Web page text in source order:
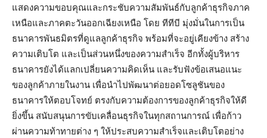
แสดงความขอบคุณและกระชับความสัมพันธ์กับลูกค้าธุรกิจภาค
เหนือและภาคตะวันออกเฉียงเหนือ โดย ทีทีบี มุ่งมั่นในการเป็น
ธนาคารพันธมิตรที่ดูแลลูกค้าธุรกิจ พร้อมที่จะอยู่เคียงข้าง สร้าง
ความเติบโต และเป็นส่วนหนึ่งของความสำเร็จ อีกทั้งผู้บริหาร
ธนาคารยังได้แลกเปลี่ยนความคิดเห็น และรับฟังข้อเสนอแนะ
ของลูกค้าภายในงาน เพื่อนำไปพัฒนาต่อยอดโซลูชันของ
ธนาคารให้ตอบโจทย์ ตรงกับความต้องการของลูกค้าธุรกิจให้ดี
ยิ่งขึ้น สนับสนุนการขับเคลื่อนธุรกิจในทุกสถานการณ์ เพื่อก้าว
ผ่านความท้าทายต่าง ๆ ให้ประสบความสำเร็จและเติบโตอย่าง